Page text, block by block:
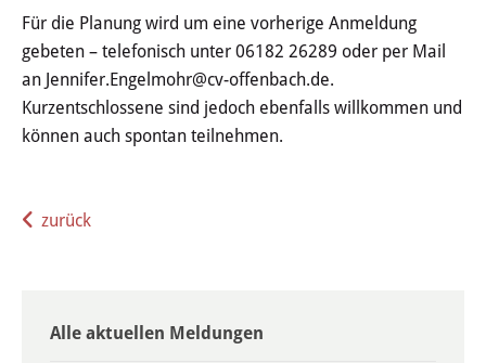
Für die Planung wird um eine vorherige Anmeldung
gebeten – telefonisch unter 06182 26289 oder per Mail
an Jennifer.Engelmohr@cv-offenbach.de.
Kurzentschlossene sind jedoch ebenfalls willkommen und
können auch spontan teilnehmen.
zurück
Alle aktuellen Meldungen
Übernachten & Gastronomie
Sehenswürdigkeiten
Stadtführungen
Hessische Apfelwein- und
Über Heusenstamm